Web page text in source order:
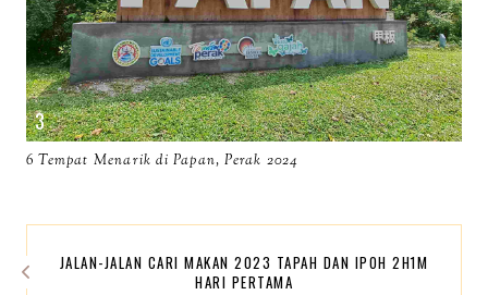
6 Tempat Menarik di Papan, Perak 2024
JALAN-JALAN CARI MAKAN 2023 TAPAH DAN IPOH 2H1M
HARI PERTAMA